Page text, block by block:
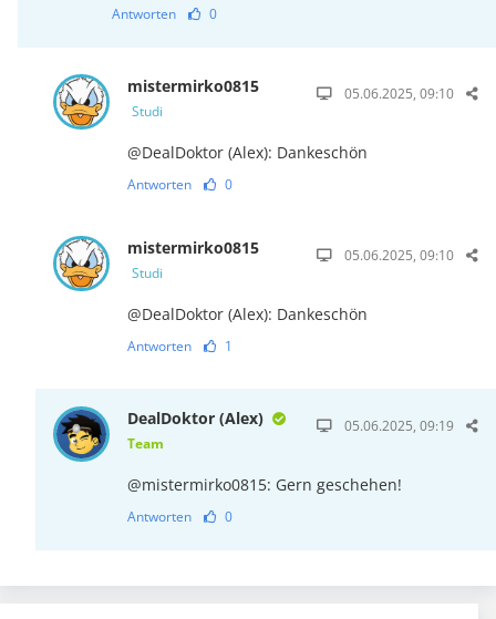
Antworten 0
mistermirko0815
Studi
05.06.2025, 09:10
@DealDoktor (Alex): Dankeschön
Antworten 0
mistermirko0815
Studi
05.06.2025, 09:10
@DealDoktor (Alex): Dankeschön
Antworten 1
DealDoktor (Alex)
Team
05.06.2025, 09:19
@mistermirko0815: Gern geschehen!
Antworten 0